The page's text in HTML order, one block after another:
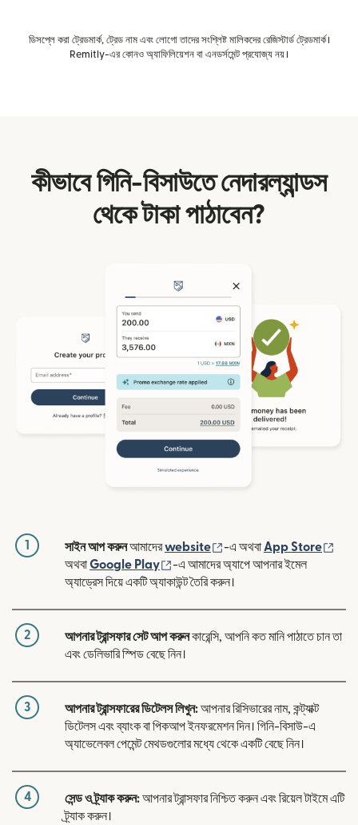
ডিসপ্লে করা ট্রেডমার্ক, ট্রেড নাম এবং লোগো তাদের সংশ্লিষ্ট মালিকদের রেজিস্টার্ড ট্রেডমার্ক।
Remitly-এর কোনও অ্যাফিলিয়েশন বা এনডর্সমেন্ট প্রযোজ্য নয়।
কীভাবে গিনি-বিসাউতে নেদারল্যান্ডস
থেকে টাকা পাঠাবেন?
1 সাইন আপ করুনআমাদেরwebsite (নতুন উইন্ডোতে খুলবে)
-এ অথবা App Store
অথবাGoogle Play (নতুন উইন্ডোতে খুলবে)
-এ আমাদের অ্যাপে আপনার ইমেল
অ্যাড্রেস দিয়ে একটি অ্যাকাউন্ট তৈরি করুন।
2 আপনার ট্রান্সফার সেট আপ করুনকারেন্সি, আপনি কত মানি পাঠাতে চান তা
এবং ডেলিভারি স্পিড বেছে নিন।
3 আপনার ট্রান্সফারের ডিটেলস লিখুন:আপনার রিসিভারের নাম, কন্ট্যাক্ট
ডিটেলস এবং ব্যাংক বা পিকআপ ইনফরমেশন দিন। গিনি-বিসাউ-এ
অ্যাভেলেবল পেমেন্ট মেথডগুলোর মধ্যে থেকে একটি বেছে নিন।
4 সেন্ড ও ট্র্যাক করুন:আপনার ট্রান্সফার নিশ্চিত করুন এবং রিয়েল টাইমে এটি
ট্র্যাক করুন।